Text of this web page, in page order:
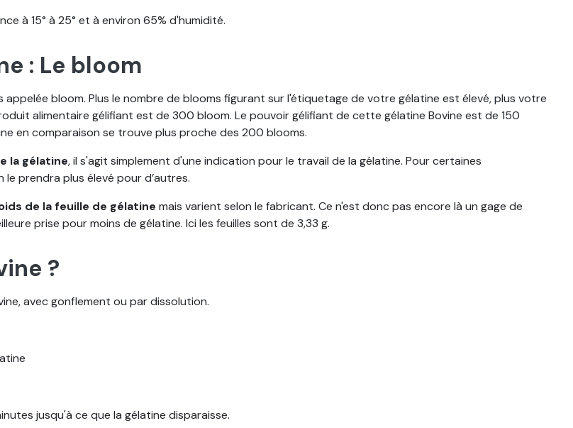
à 15° à 25° et à environ 65% d'humidité.
: Le bloom
bloom. Plus le nombre de blooms figurant sur l'étiquetage de votre gélatine est élevé, plus votre
alimentaire gélifiant est de 300 bloom. Le pouvoir gélifiant de cette gélatine Bovine est de 150
en comparaison se trouve plus proche des 200 blooms.
la gélatine, il s'agit simplement d'une indication pour le travail de la gélatine. Pour certaines
prendra plus élevé pour d’autres.
de la feuille de gélatine mais varient selon le fabricant. Ce n'est donc pas encore là un gage de
prise pour moins de gélatine. Ici les feuilles sont de 3,33 g.
?
avec gonflement ou par dissolution.
jusqu'à ce que la gélatine disparaisse.